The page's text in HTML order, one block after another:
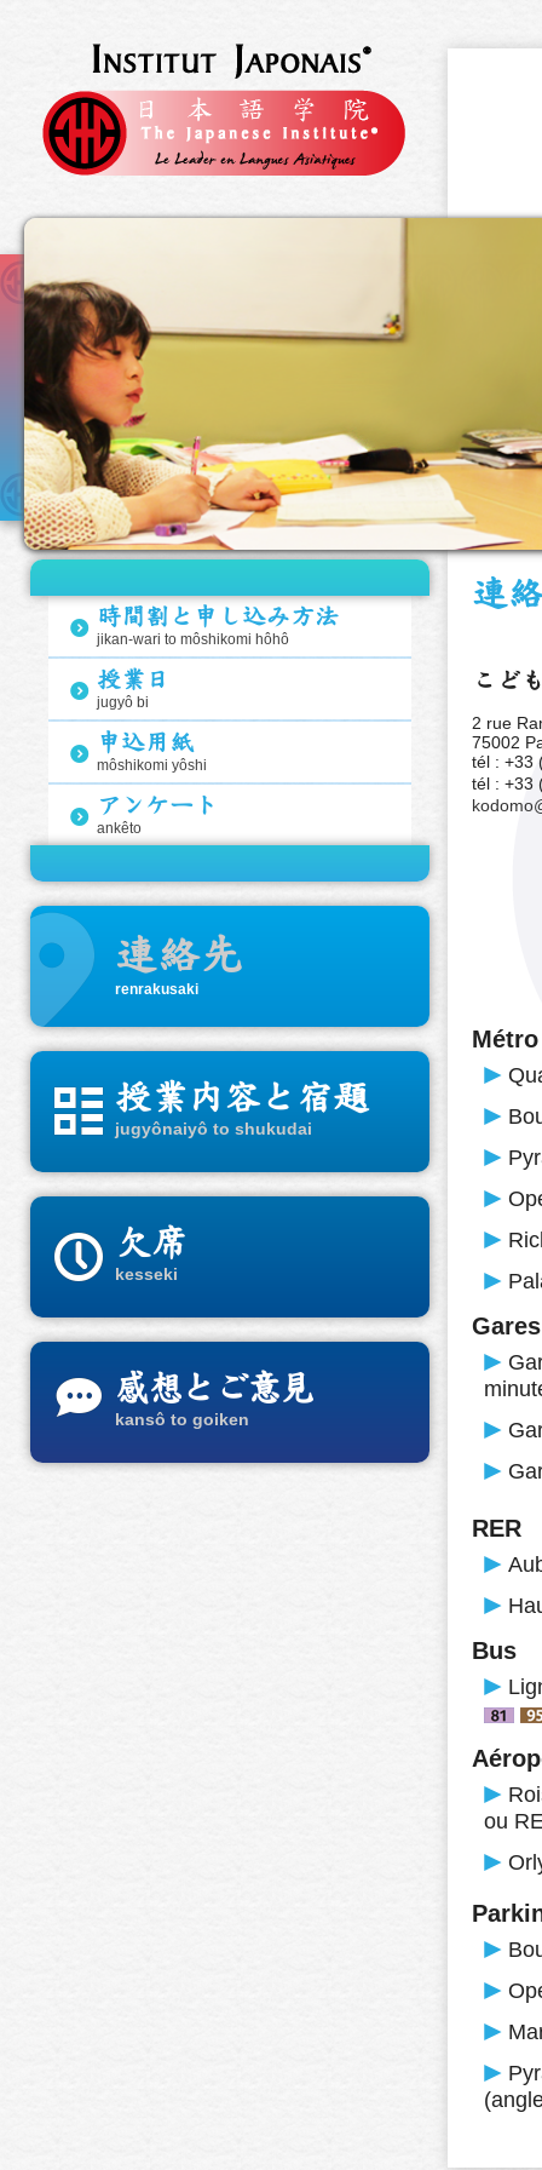
) 時間割と申し込み方法
jikan-wari to môshikomi hôhô
) 授業日
jugyô bi
) 申込用紙
môshikomi yôshi
) アンケート
ankêto
連絡先
renrakusaki
³ 授業内容と宿題
jugyônaiyô to shukudai
P 欠席
kesseki
e 感想とご意見
kansô to goiken
連
こど
2 rue
75002
tél : +33
tél : +33
Métro
Gares
RER
Bus
ou